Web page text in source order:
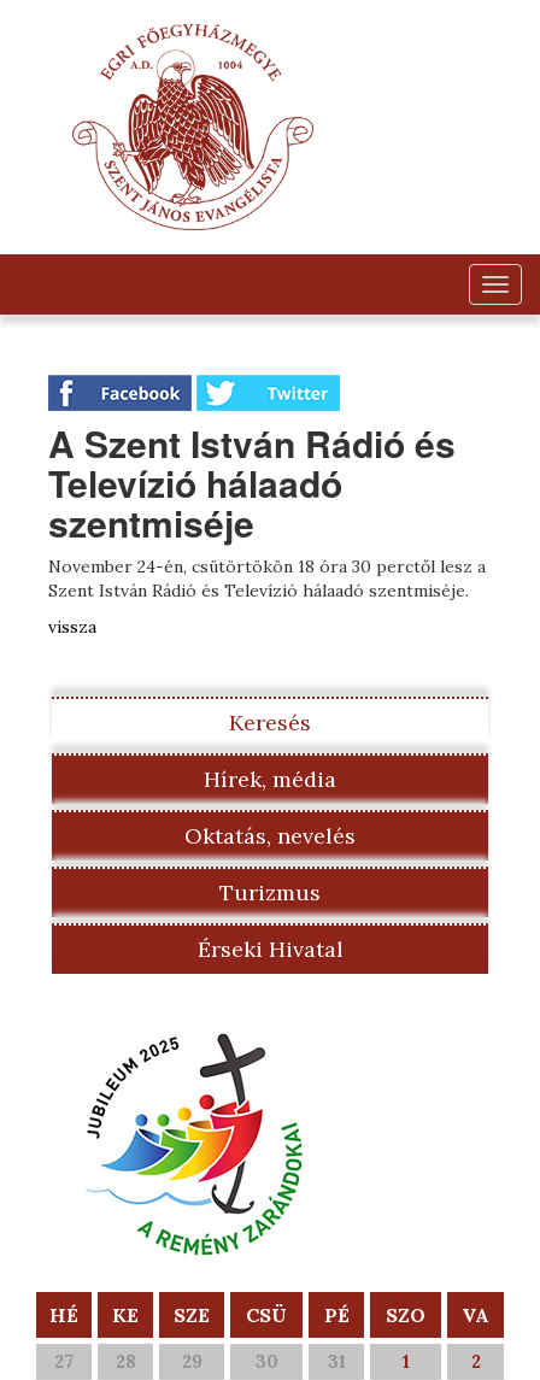
A Szent István Rádió és
Televízió hálaadó
szentmiséje
November 24-én, csütörtökön 18 óra 30 perctől lesz a
Szent István Rádió és Televízió hálaadó szentmiséje.
vissza
Keresés
Hírek, média
Oktatás, nevelés
Turizmus
Érseki Hivatal
HÉ KE SZE CSÜ PÉ SZO VA
27 28 29 30 31 1
2